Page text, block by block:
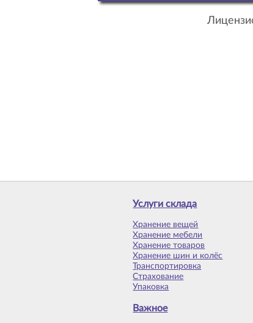
Услуги склада
Хранение вещей
Хранение мебели
Хранение товаров
Хранение шин и колёс
Транспортировка
Страхование
Упаковка
Важное